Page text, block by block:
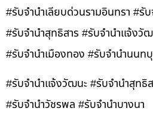
#รับจำนำเลียบด่วนรามอินทรา #รั
#รับจำนำสุทธิสาร #รับจำนำแจ้งวั
#รับจำนำเมืองทอง #รับจำนำนนท
#รับจำนำแจ้งวัฒนะ #รับจำนำสุทธิ
#รับจำนำวัชรพล #รับจำนำบางนา